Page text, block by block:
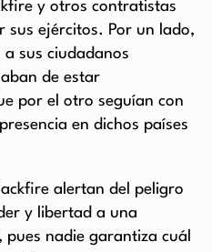
y otros contratistas
sus ejércitos. Por un lado,
a sus ciudadanos
de estar
por el otro seguían con
en dichos países
alertan del peligro
y libertad a una
nadie garantiza cuál